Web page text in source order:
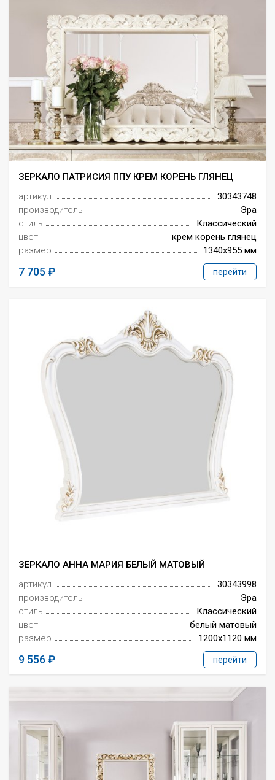
ЗЕРКАЛО ПАТРИСИЯ ППУ КРЕМ КОРЕНЬ ГЛЯНЕЦ
артикул
30343748
производитель
Эра
стиль
Классический
цвет
крем корень глянец
размер
1340x955 мм
7 705 перейти
ЗЕРКАЛО АННА МАРИЯ БЕЛЫЙ МАТОВЫЙ
артикул
30343998
производитель
Эра
стиль
Классический
цвет
белый матовый
размер
1200x1120 мм
9 556 перейти
Всё для интерьера
Средства по уходу за мебелью